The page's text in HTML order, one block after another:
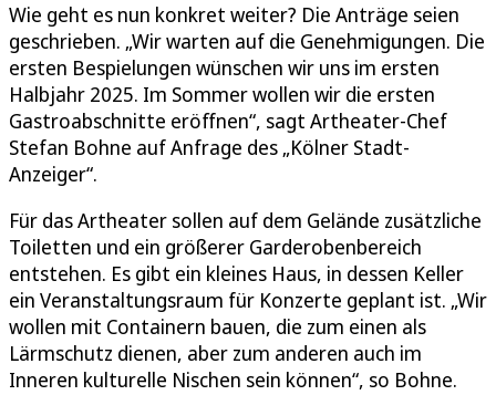
Wie geht es nun konkret weiter? Die Anträge seien
geschrieben. „Wir warten auf die Genehmigungen. Die
ersten Bespielungen wünschen wir uns im ersten
Halbjahr 2025. Im Sommer wollen wir die ersten
Gastroabschnitte eröffnen“, sagt Artheater-Chef
Stefan Bohne auf Anfrage des „Kölner Stadt-
Anzeiger“.
Für das Artheater sollen auf dem Gelände zusätzliche
Toiletten und ein größerer Garderobenbereich
entstehen. Es gibt ein kleines Haus, in dessen Keller
ein Veranstaltungsraum für Konzerte geplant ist. „Wir
wollen mit Containern bauen, die zum einen als
Lärmschutz dienen, aber zum anderen auch im
Inneren kulturelle Nischen sein können“, so Bohne.